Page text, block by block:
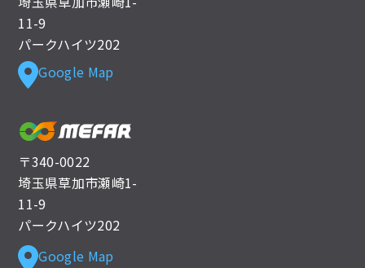
11-9
パークハイツ202
Google Map
〒340-0022
埼玉県草加市瀬崎1-
11-9
パークハイツ202
Google Map